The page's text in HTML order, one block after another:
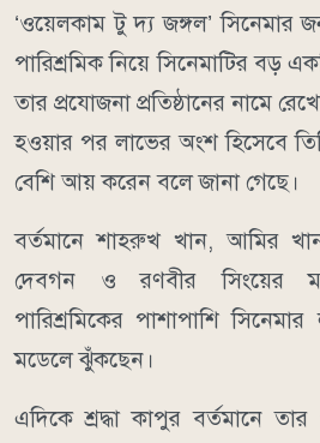
‘ওয়েলকাম টু দ্য জঙ্গল’ সিনেমার
পারিশ্রমিক নিয়ে সিনেমাটির বড়
তার প্রযোজনা প্রতিষ্ঠানের নামে
হওয়ার পর লাভের অংশ হিসেবে
বেশি আয় করেন বলে জানা গেছে।
বর্তমানে শাহরুখ খান, আমির
দেবগন ও রণবীর সিংয়ের
পারিশ্রমিকের পাশাপাশি
মডেলে ঝুঁকছেন।
এদিকে শ্রদ্ধা কাপুর বর্তমানে তার